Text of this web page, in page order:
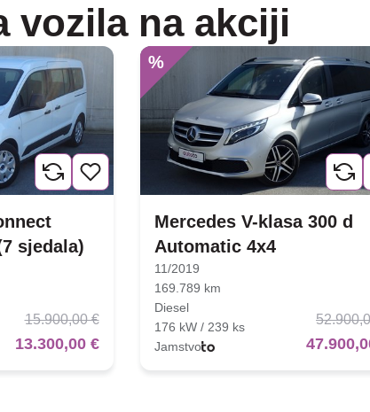
vozila na akciji
sjedala)
15.900,00 €
13.300,00 €
%
Mercedes V-klasa 300 d
Automatic 4x4
11/2019
169.789 km
Diesel
176 kW / 239 ks
Jamstvo